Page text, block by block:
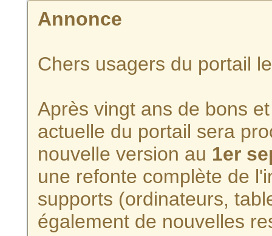
Annonce
Chers usagers du portail
Après vingt ans de bons
actuelle du portail sera
nouvelle version au 1er
une refonte complète de
supports (ordinateurs,
également de nouvelles